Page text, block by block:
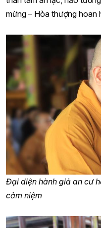
mừng – Hòa thượng hoan
Đại diện hành giả an cư
cảm niệm